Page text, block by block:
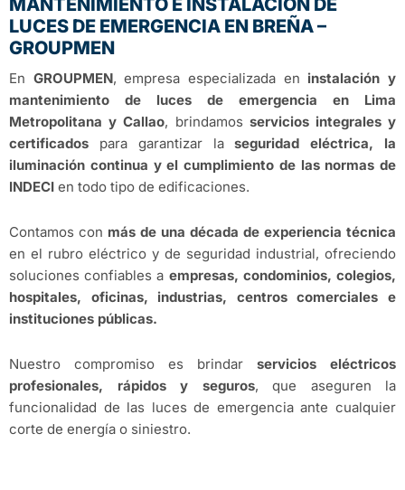
MANTENIMIENTO E INSTALACIÓN DE
LUCES DE EMERGENCIA EN BREÑA –
GROUPMEN
En GROUPMEN, empresa especializada en instalación y
mantenimiento de luces de emergencia en Lima
Metropolitana y Callao, brindamos servicios integrales y
certificados para garantizar laseguridad eléctrica, la
iluminación continua y el cumplimiento de las normas de
INDECI en todo tipo de edificaciones.
Contamos con más de una década de experiencia técnica
en el rubro eléctrico y de seguridad industrial, ofreciendo
soluciones confiables a empresas, condominios, colegios,
hospitales, oficinas, industrias, centros comerciales e
instituciones públicas.
Nuestro compromiso es brindar servicios eléctricos
profesionales, rápidos y seguros, que aseguren la
funcionalidad de las luces de emergencia ante cualquier
corte de energía o siniestro.